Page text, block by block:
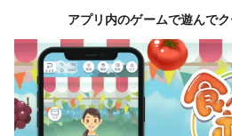
アプリ内のゲームで遊んで